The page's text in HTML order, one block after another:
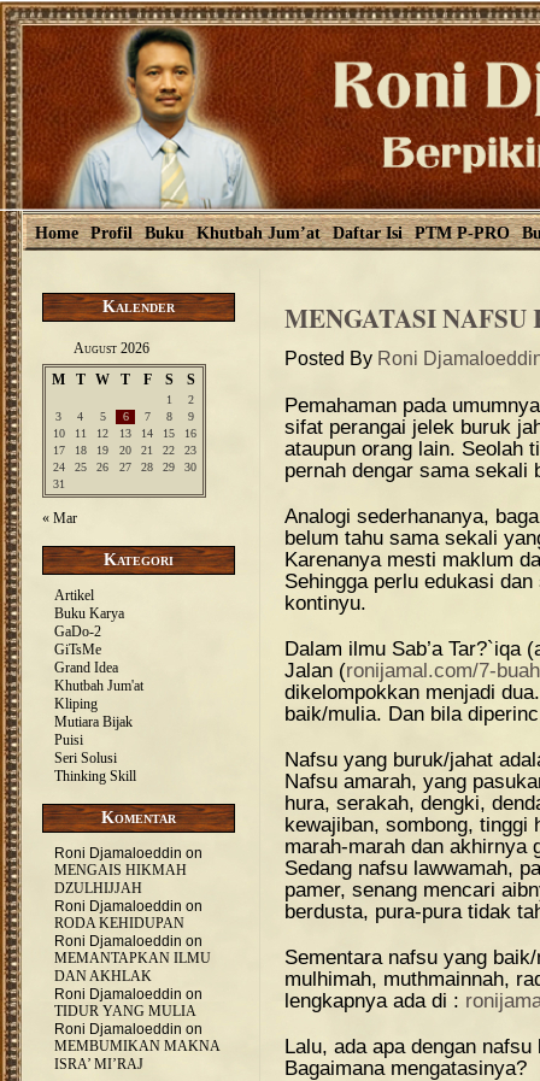
Home Profil Buku Khutbah Jum’at Daftar Isi PTM P-PRO
Kalender
August 2026
M
T W T F S S
1
2
3
4 5 6 7 8
9
10
11 12 13 14 15
16
17
18 19 20 21 22
23
24
25 26 27 28 29
30
31
« Mar
Kategori
Artikel
Buku Karya
GaDo-2
GiTsMe
Grand Idea
Khutbah Jum'at
Kliping
Mutiara Bijak
Puisi
Seri Solusi
Thinking Skill
Komentar
Roni Djamaloeddin on
MENGAIS HIKMAH
DZULHIJJAH
Roni Djamaloeddin on
RODA KEHIDUPAN
Roni Djamaloeddin on
MEMANTAPKAN ILMU
DAN AKHLAK
Roni Djamaloeddin on
TIDUR YANG MULIA
Roni Djamaloeddin on
MEMBUMIKAN MAKNA
ISRA’ MI’RAJ
MENGATASI NAFSU
Posted By Roni
Pemahaman pada
sifat perangai jelek buruk
ataupun orang lain. Seolah
pernah dengar sama sekali
Analogi sederhananya,
belum tahu sama sekali
Karenanya mesti maklum
Sehingga perlu edukasi
kontinyu.
Dalam ilmu Sab’a Tar?`iqa
Jalan (ronijamal.com/7-
dikelompokkan menjadi
baik/mulia. Dan bila
Nafsu yang buruk/jahat
Nafsu amarah, yang
hura, serakah, dengki,
kewajiban, sombong, tinggi
marah-marah dan akhirnya
Sedang nafsu lawwamah,
pamer, senang mencari
berdusta, pura-pura tidak
Sementara nafsu yang
mulhimah, muthmainnah,
lengkapnya ada di :
Lalu, ada apa dengan
Bagaimana mengatasinya?